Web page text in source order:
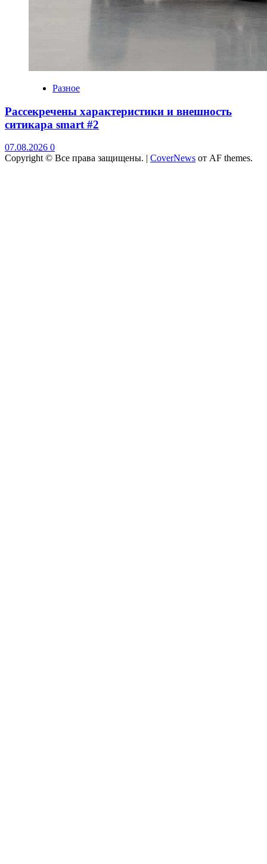
Разное
Рассекречены характеристики и внешность
ситикара smart #2
07.08.2026 0
Copyright © Все права защищены. | CoverNews от AF themes.